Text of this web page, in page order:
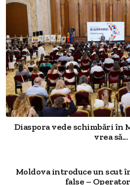
Diaspora vede schimbări în
vrea să...
Moldova introduce un scut
false –